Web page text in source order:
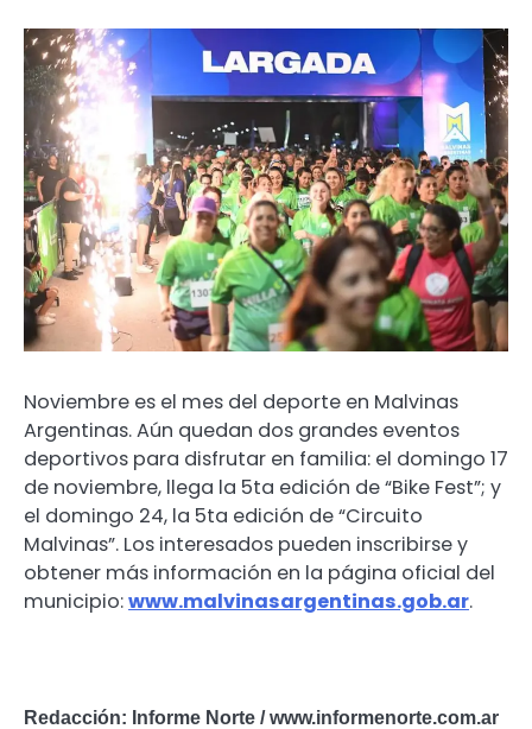
Noviembre es el mes del deporte en Malvinas
Argentinas. Aún quedan dos grandes eventos
deportivos para disfrutar en familia: el domingo 17
de noviembre, llega la 5ta edición de “Bike Fest”; y
el domingo 24, la 5ta edición de “Circuito
Malvinas”. Los interesados pueden inscribirse y
obtener más información en la página oficial del
municipio:www.malvinasargentinas.gob.ar.
Redacción: Informe Norte / www.informenorte.com.ar